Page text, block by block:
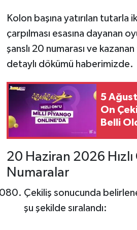
Kolon başına yatırılan tutarla
çarpılması esasına dayanan
şanslı 20 numarası ve
detaylı dökümü haberimizde.
5
On
Belli
20 Haziran 2026
Numaralar
Çekiliş sonucunda
şu şekilde sıralandı: